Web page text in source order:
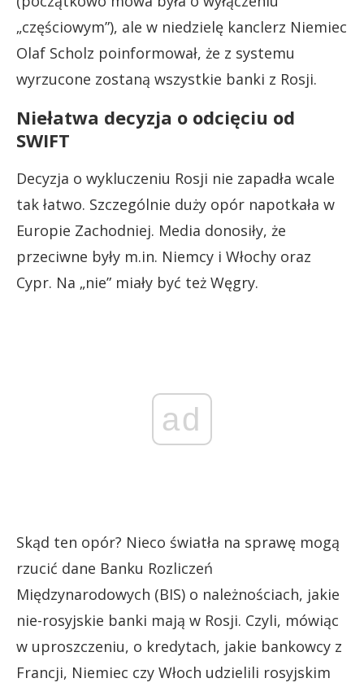
„częściowym”), ale w niedzielę kanclerz Niemiec
Olaf Scholz poinformował, że z systemu
wyrzucone zostaną wszystkie banki z Rosji.
Niełatwa decyzja o odcięciu od
SWIFT
Decyzja o wykluczeniu Rosji nie zapadła wcale
tak łatwo. Szczególnie duży opór napotkała w
Europie Zachodniej. Media donosiły, że
przeciwne były m.in. Niemcy i Włochy oraz
Cypr. Na „nie” miały być też Węgry.
ad
Skąd ten opór? Nieco światła na sprawę mogą
rzucić dane Banku Rozliczeń
Międzynarodowych (BIS) o należnościach, jakie
nie-rosyjskie banki mają w Rosji. Czyli, mówiąc
w uproszczeniu, o kredytach, jakie bankowcy z
Francji, Niemiec czy Włoch udzielili rosyjskim